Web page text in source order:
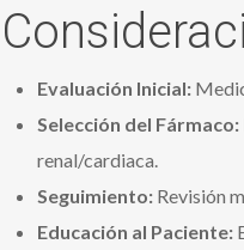
Evaluación Inicial:
Selección del Fármaco:
renal/cardiaca.
Seguimiento: Revisión
Educación al Paciente: